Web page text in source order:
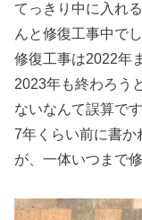
てっきり中に入れ
んと修復工事中でし
修復工事は2022年
2023年も終わろう
ないなんて誤算です
7年くらい前に書か
が、一体いつまで